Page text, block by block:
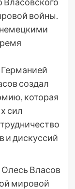
войны.
немецкими
Германией
создал
которая
сил
и дискуссий
Власов
мировой